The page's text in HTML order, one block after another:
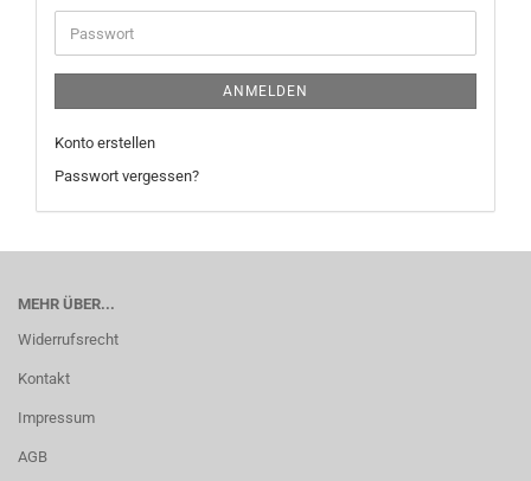
Adresse
Passwort
ANMELDEN
Konto erstellen
Passwort vergessen?
MEHR ÜBER...
Widerrufsrecht
Kontakt
Impressum
AGB